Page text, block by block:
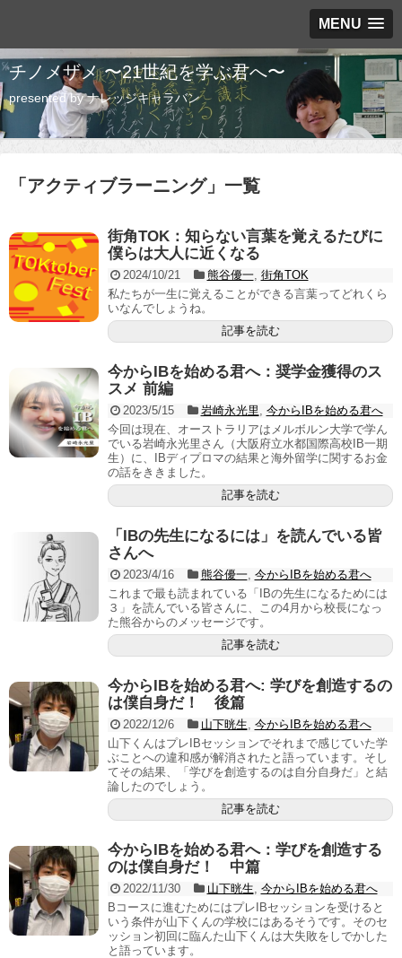
MENU
チノメザメ 〜21世紀を学ぶ君へ〜
presented by ナレッジキャラバン
「 アクティブラーニング」 一覧
街角TOK：知らない言葉を覚えるたびに
僕らは大人に近くなる
2024/10/21 熊谷優一, 街角TOK
私たちが一生に覚えることができる言葉ってどれくら
いなんでしょうね。
記事を読む
今からIBを始める君へ：奨学金獲得のス
スメ 前編
2023/5/15 岩崎永光里 今からIBを始める君へ
今回は現在、オーストラリアはメルボルン大学で学ん
でいる岩崎永光里さん（大阪府立水都国際高校IB一期
生）に、IBディプロマの結果と海外留学に関するお金
の話をききました。
記事を読む
「IBの先生になるには」を読んでいる皆
さんへ
2023/4/16 熊谷優一, 今からIBを始める君へ
これまで最も読まれている「IBの先生になるためには
３」を読んでいる皆さんに、この4月から校長になっ
た熊谷からのメッセージです。
記事を読む
今からIBを始める君へ: 学びを創造するの
は僕自身だ！ 後篇
2022/12/6 山下晄生 今からIBを始める君へ
山下くんはプレIBセッションでそれまで感じていた学
ぶことへの違和感が解消されたと語っています。そし
てその結果、「学びを創造するのは自分自身だ」と結
論したのでしょう。
記事を読む
今からIBを始める君へ：学びを創造する
のは僕自身だ！ 中篇
2022/11/30 山下晄生 今からIBを始める君へ
Bコースに進むためにはプレIBセッションを受けると
いう条件が山下くんの学校にはあるそうです。そのセ
ッション初回に臨んた山下くんは大失敗をしでかした
と語っています。